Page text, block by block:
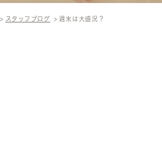
スタッフブログ 週末は大盛況？